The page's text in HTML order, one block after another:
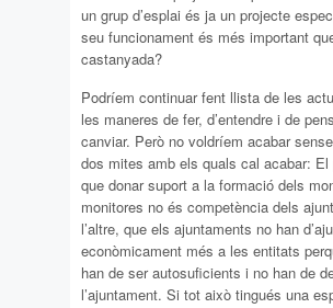
un grup d’esplai és ja un projecte
seu funcionament és més important
castanyada?
Podríem continuar fent llista de les
les maneres de fer, d’entendre i de
canviar. Però no voldríem acabar
dos mites amb els quals cal acabar: El
que donar suport a la formació dels
monitores no és competència dels
l’altre, que els ajuntaments no han
econòmicament més a les entitats
han de ser autosuficients i no han de
l’ajuntament. Si tot això tingués una